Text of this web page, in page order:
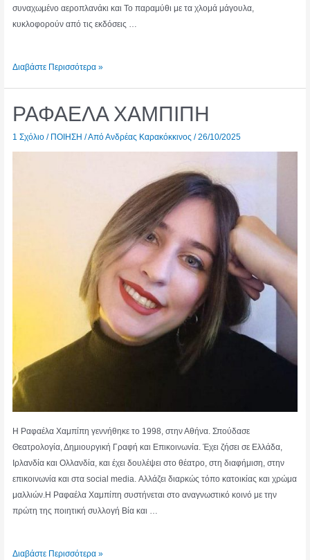
συναχωμένο αεροπλανάκι και Το παραμύθι με τα χλομά μάγουλα,
κυκλοφορούν από τις εκδόσεις …
ΜΑΡΙΑ
Διαβάστε Περισσότερα »
ΡΑΦΑΕΛΑ ΧΑΜΠΙΠΗ
1 Σχόλιο / ΠΟΙΗΣΗ / ΑπόΑνδρέας Καρακόκκινος /26/10/2025
Η Ραφαέλα Χαμπίπη γεννήθηκε το 1998, στην Αθήνα. Σπούδασε
Θεατρολογία, Δημιουργική Γραφή και Επικοινωνία. Έχει ζήσει σε Ελλάδα,
Ιρλανδία και Ολλανδία, και έχει δουλέψει στο θέατρο, στη διαφήμιση, στην
επικοινωνία και στα social media. Αλλάζει διαρκώς τόπο κατοικίας και χρώμα
μαλλιών.Η Ραφαέλα Χαμπίπη συστήνεται στο αναγνωστικό κοινό με την
πρώτη της ποιητική συλλογή Βία και …
ΡΑΦΑΕΛΑ
Διαβάστε Περισσότερα »